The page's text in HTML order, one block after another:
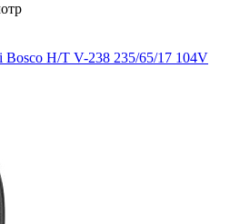
H/T V-238 235/65/17 104V